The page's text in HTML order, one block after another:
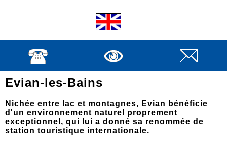
Evian-les-Bains
Nichée entre lac et montagnes, Evian bénéficie
d'un environnement naturel proprement
exceptionnel, qui lui a donné sa renommée de
station touristique internationale.